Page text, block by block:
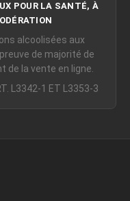
POUR LA SANTÉ, À
alcoolisées aux
de majorité de
de la vente en ligne.
L3342-1 ET L3353-3